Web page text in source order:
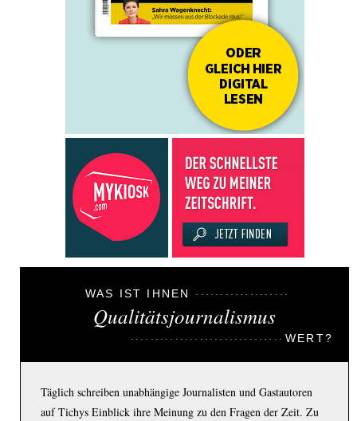
WAS IST IHNEN
Qualitätsjournalismus
WERT?
Täglich schreiben unabhängige Journalisten und Gastautoren
auf Tichys Einblick ihre Meinung zu den Fragen der Zeit. Zu